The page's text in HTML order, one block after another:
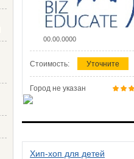
00.00.0000
Стоимость: Уточните
Город не указан
Хип-хоп для детей